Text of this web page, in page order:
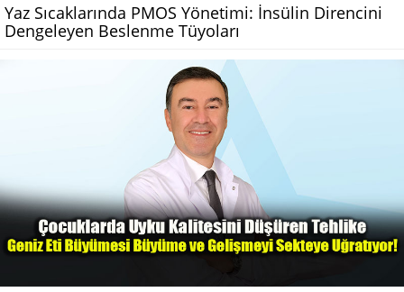
Yaz Sıcaklarında PMOS Yönetimi: İnsülin Direncini
Dengeleyen Beslenme Tüyoları